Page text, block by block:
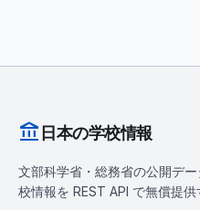
account_balance日本の学校情報
文部科学省・総務省の公開デ
校情報を REST API で無償提供